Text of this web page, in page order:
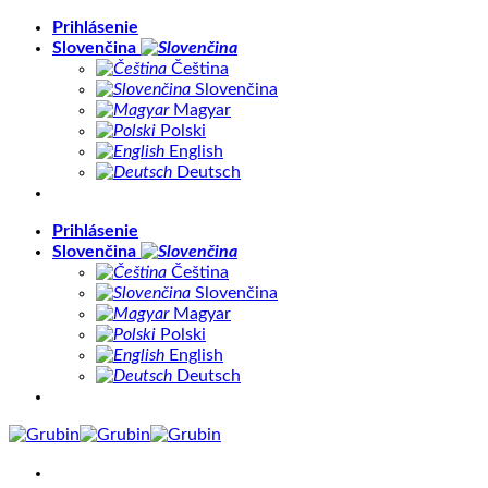
Skip
Prihlásenie
Slovenčina
Čeština
Slovenčina
Magyar
Polski
English
Deutsch
Prihlásenie
Slovenčina
Čeština
Slovenčina
Magyar
Polski
English
Deutsch